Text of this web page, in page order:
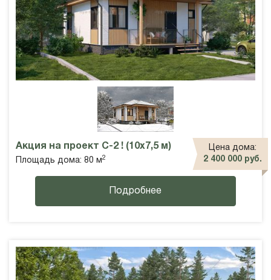
Акция на проект С-2 ! (10х7,5 м)
Площадь дома: 80 м 2
Цена дома:
2 400 000 руб.
Подробнее